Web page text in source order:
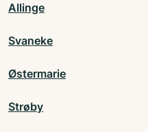
Allinge
Svaneke
Østermarie
Strøby